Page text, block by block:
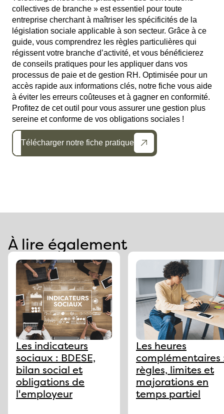
collectives de branche » est essentiel pour toute
entreprise cherchant à maîtriser les spécificités de la
législation sociale applicable à son secteur. Grâce à ce
guide, vous comprendrez les règles particulières qui
régissent votre branche d’activité, et vous bénéficierez
de conseils pratiques pour les appliquer dans vos
processus de paie et de gestion RH. Optimisée pour un
accès rapide aux informations clés, notre fiche vous aide
à éviter les erreurs coûteuses et à gagner en conformité.
Profitez de cet outil pour vous assurer une gestion plus
sereine et conforme de vos obligations sociales !
Télécharger notre fiche pratique
À lire également
Les indicateurs
sociaux : BDESE,
bilan social et
obligations de
l'employeur
Les heures
complémentaires
règles, limites et
majorations en
temps partiel